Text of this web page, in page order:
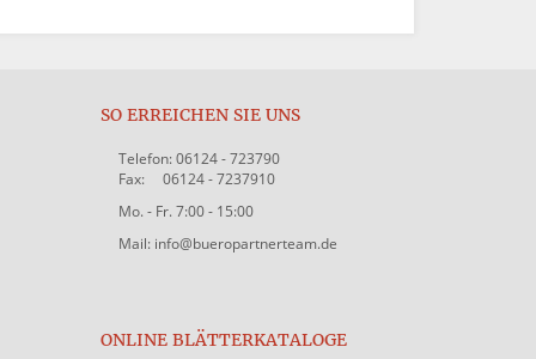
SO ERREICHEN SIE UNS
Telefon: 06124 - 723790
Fax: 06124 - 7237910
Mo. - Fr. 7:00 - 15:00
Mail: info@bueropartnerteam.de
ONLINE BLÄTTERKATALOGE